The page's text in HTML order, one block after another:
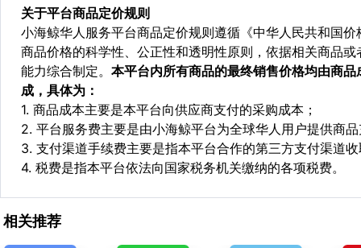
关于平台商品定价规则
小海鲸华人服务平台商品定价规则遵循《中华人民共和国
商品价格的科学性、公正性和透明性原则，依据相关商品
能力综合制定。 本平台内所有商品的最终销售价格均由商
成，具体为：
1. 商品成本主要是本平台向供应商支付的采购成本；
2. 平台服务费主要是由小海鲸平台为全球华人用户提供商
3. 支付渠道手续费主要是指本平台合作的第三方支付渠道
4. 税费是指本平台依法向国家税务机关缴纳的各项税费。
相关推荐